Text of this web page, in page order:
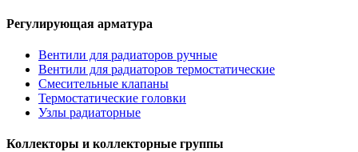
Регулирующая арматура
Вентили для радиаторов ручные
Вентили для радиаторов термостатические
Смесительные клапаны
Термостатические головки
Узлы радиаторные
Коллекторы и коллекторные группы